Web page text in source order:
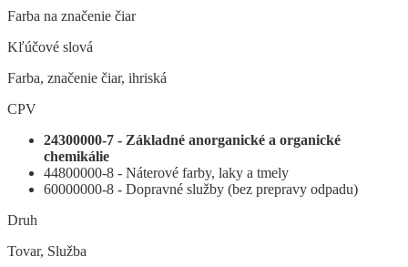
Farba na značenie čiar
Kľúčové slová
Farba, značenie čiar, ihriská
CPV
24300000-7 - Základné anorganické a organické
chemikálie
44800000-8 - Náterové farby, laky a tmely
60000000-8 - Dopravné služby (bez prepravy odpadu)
Druh
Tovar, Služba